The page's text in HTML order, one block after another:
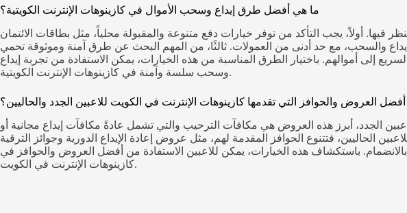
ما هي أفضل طرق إيداع وسحب الأموال في كازينوهات الإنترنت الكويتية؟
أولاً، يجب التأكد من توفر خيارات دفع متنوعة والمقبولة محلياً، مثل بطاقات الائتمان
والسحب، مع حد أدنى من العمولات. ثالثًا، من المهم البحث عن طرق آمنة وموثوقة تحمي
إلى أموالهم. باختيار الطرق المناسبة من هذه الخيارات، يمكن الاستفادة من تجربة إيداع
وسحب سلسة وآمنة في كازينوهات الإنترنت الكويتية.
العروض والحوافز التي تقدمها كازينوهات الإنترنت في الكويت للاعبين الجدد والحاليين؟
الجدد، أبرز هذه العروض هي مكافآت الترحيب والتي تشمل عادةً مكافآت إيداع مجانية أو
الحاليين، فتتنوع الحوافز المقدمة لهم، مثل عروض إعادة الإيداع الدورية وجوائز الترقية
باستكشاف هذه الخيارات، يمكن للاعبين الاستفادة من أفضل العروض والحوافز في
كازينوهات الإنترنت في الكويت.